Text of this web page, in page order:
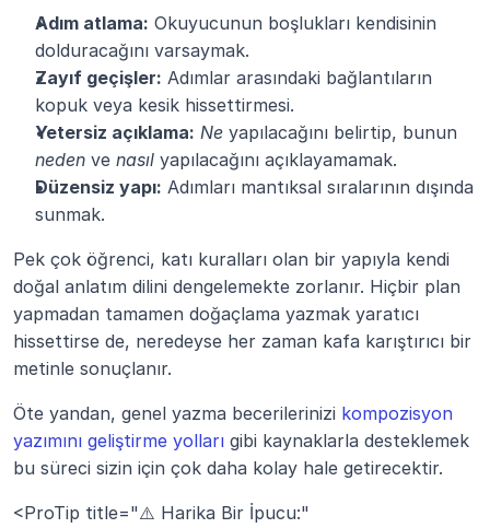
Adım atlama: Okuyucunun boşlukları kendisinin
dolduracağını varsaymak.
Zayıf geçişler: Adımlar arasındaki bağlantıların
kopuk veya kesik hissettirmesi.
Yetersiz açıklama: Ne
neden ve nasıl yapılacağını açıklayamamak.
Düzensiz yapı: Adımları mantıksal sıralarının dışında
sunmak.
Pek çok öğrenci, katı kuralları olan bir yapıyla kendi
doğal anlatım dilini dengelemekte zorlanır. Hiçbir plan
yapmadan tamamen doğaçlama yazmak yaratıcı
hissettirse de, neredeyse her zaman kafa karıştırıcı bir
metinle sonuçlanır.
Öte yandan, genel yazma becerilerinizi kompozisyon
yazımını geliştirme yolları gibi kaynaklarla desteklemek
bu süreci sizin için çok daha kolay hale getirecektir.
<ProTip title="⚠️ Harika Bir İpucu:"